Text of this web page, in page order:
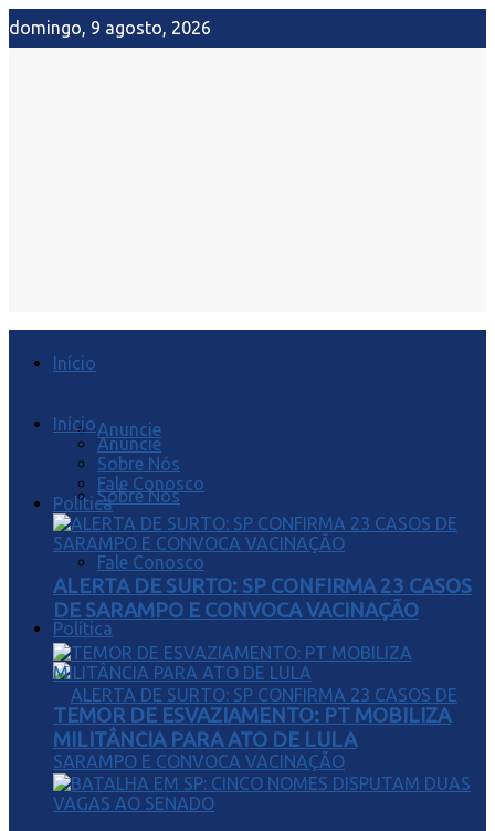
domingo, 9 agosto, 2026
Início
Anuncie
Sobre Nós
Fale Conosco
Política
Início
Anuncie
Sobre Nós
Fale Conosco
Política
ALERTA DE SURTO: SP CONFIRMA 23 CASOS
DE SARAMPO E CONVOCA VACINAÇÃO
TEMOR DE ESVAZIAMENTO: PT MOBILIZA
MILITÂNCIA PARA ATO DE LULA